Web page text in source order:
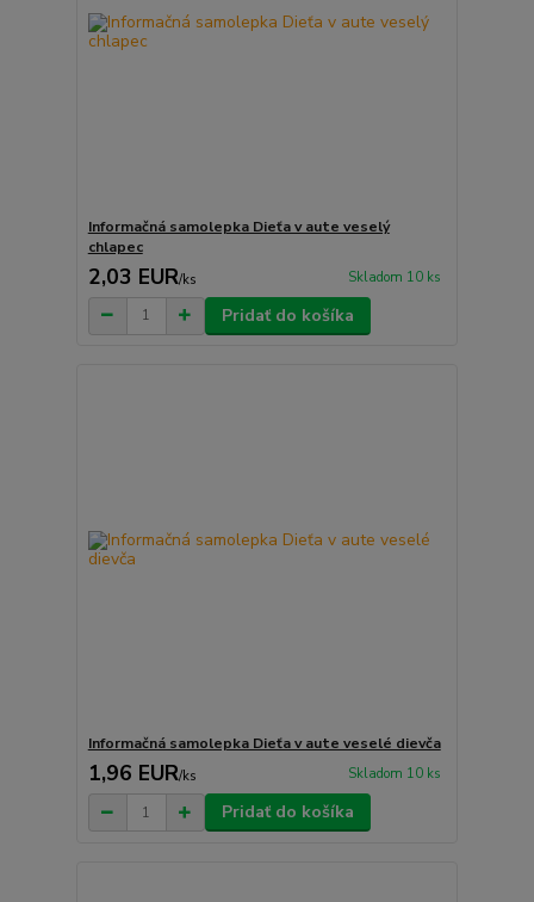
Informačná samolepka Dieťa v aute veselý
chlapec
2,03 EUR/ks Skladom 10 ks
Pridať do košíka
Informačná samolepka Dieťa v aute veselé dievča
1,96 EUR/ks Skladom 10 ks
Pridať do košíka